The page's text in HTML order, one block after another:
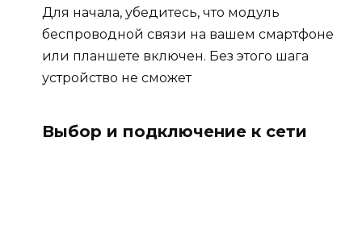
Для начала, убедитесь, что модуль
беспроводной связи на вашем смартфоне
или планшете включен. Без этого шага
устройство не сможет
Выбор и подключение к сети